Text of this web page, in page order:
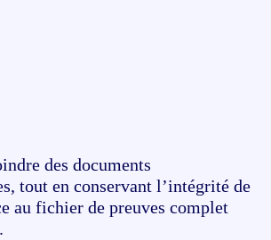
des documents
tout en conservant l’intégrité de
au fichier de preuves complet